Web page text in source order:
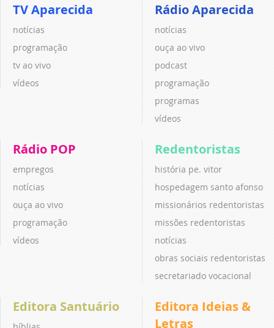
TV Aparecida
notícias
programação
tv ao vivo
vídeos
Rádio Aparecida
notícias
ouça ao vivo
podcast
programação
programas
vídeos
Rádio POP
empregos
notícias
ouça ao vivo
programação
vídeos
Redentoristas
história pe. vitor
hospedagem santo afonso
missionários redentoristas
missões redentoristas
notícias
obras sociais redentoristas
secretariado vocacional
Editora Santuário
Editora Ideias &
Letras